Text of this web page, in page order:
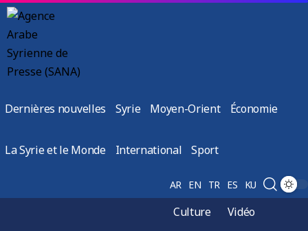
Dernières nouvelles Syrie Moyen-Orient Économie
La Syrie et le Monde International Sport
AR EN TR ES KU
Culture
Vidéo